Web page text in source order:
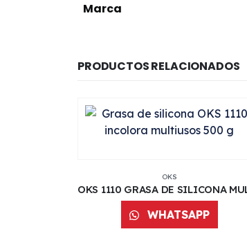
Marca
PRODUCTOS RELACIONADOS
OKS
WHATSAPP